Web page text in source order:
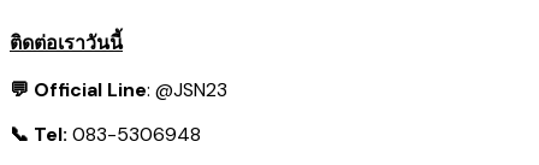
ติดต่อเราวันนี้
💬 Official Line: @JSN23
📞 Tel: 083-5306948